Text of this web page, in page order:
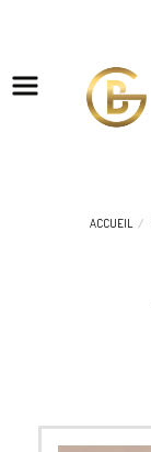
ACCUEIL